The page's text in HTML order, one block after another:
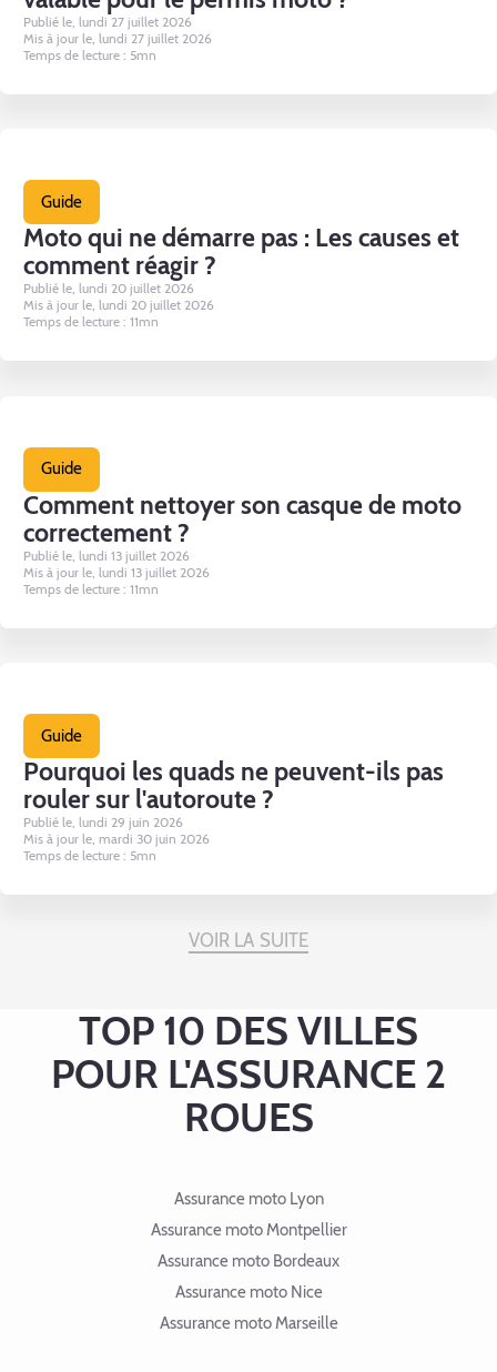
Publié le, lundi 27 juillet 2026
Mis à jour le, lundi 27 juillet 2026
Temps de lecture : 5mn
Guide
Moto qui ne démarre pas : Les causes et
comment réagir ?
Publié le, lundi 20 juillet 2026
Mis à jour le, lundi 20 juillet 2026
Temps de lecture : 11mn
Guide
Comment nettoyer son casque de moto
correctement ?
Publié le, lundi 13 juillet 2026
Mis à jour le, lundi 13 juillet 2026
Temps de lecture : 11mn
Guide
Pourquoi les quads ne peuvent-ils pas
rouler sur l'autoroute ?
Publié le, lundi 29 juin 2026
Mis à jour le, mardi 30 juin 2026
Temps de lecture : 5mn
VOIR LA SUITE
TOP 10 DES VILLES
POUR L'ASSURANCE 2
ROUES
Assurance moto Lyon
Assurance moto Montpellier
Assurance moto Bordeaux
Assurance moto Nice
Assurance moto Marseille